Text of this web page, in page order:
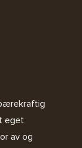
eget
av og